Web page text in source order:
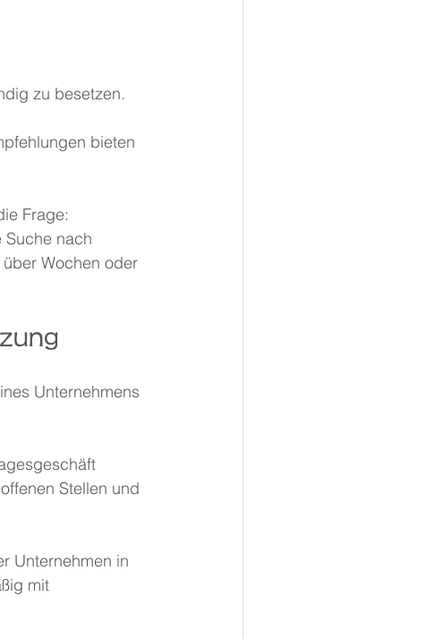
zu besetzen.
bieten
Frage:
Suche nach
Wochen oder
Unternehmens
Stellen und
Unternehmen in
mit